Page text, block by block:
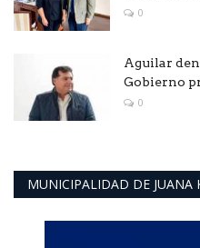
0
Aguilar
Gobierno
0
MUNICIPALIDAD DE JUANA